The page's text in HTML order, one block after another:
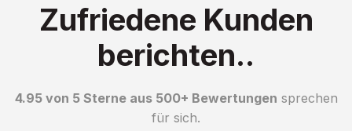
Zufriedene Kunden
berichten..
4.95 von 5 Sterne aus 500+ Bewertungen sprechen
für sich.